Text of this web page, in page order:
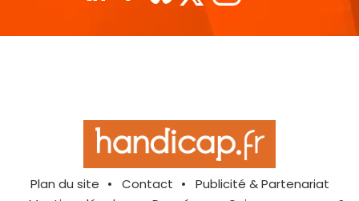
Plan du site Contact
Publicité & Partenariat